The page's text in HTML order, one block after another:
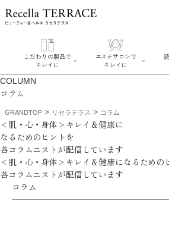
こだわりの製品で
キレイに
こだわりの製品
でキレイに
SERIES#01 私た
ちについて
SERIES#02 水へ
エステサロンで
キレイに
キレイに
リフティング認
定者在籍サロン
いるサロンを探
COLUMN
コラム
GRANDTOP > リセラテラス > コラム
<肌・心・身体>キレイ＆健康に
なるためのヒントを
各コラムニストが配信しています
<肌・心・身体>キレイ＆健康になるための
各コラムニストが配信しています
コラム